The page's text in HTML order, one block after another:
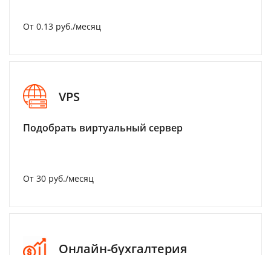
От 0.13 руб./месяц
VPS
Подобрать виртуальный сервер
От 30 руб./месяц
Онлайн-бухгалтерия